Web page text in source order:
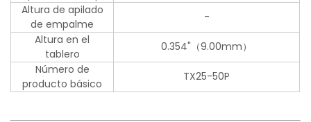
Altura de apilado
de empalme
-
Altura en el
tablero
0.354"（9.00mm）
Número de
producto básico
TX25-50P